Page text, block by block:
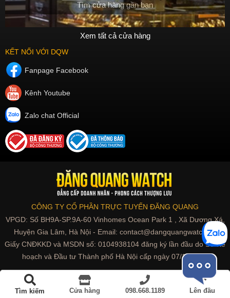
Đồng hồ nữ | Cao cấp, Thời trang
Tìm kiếm Cửa hàng 098.668.1189 Lên đầu
Tìm cửa hàng gần bạn
Xem tất cả cửa hàng
KẾT NỐI VỚI DQW
Fanpage Facebook
Kênh Youtube
Zalo chat Official
CÔNG TY CỔ PHẦN TRỰC TUYẾN ĐĂNG QUANG
VPGD: Số BH9A-SP.9A-60 Vinhomes Ocean Park 1 , Xã Dương Xá,
Huyện Gia Lâm, Hà Nội - Email: contact@dangquangwatch.vn
Giấy CNĐKKD và MSDN số: 0104938104 đăng ký lần đầu do Sở Kế
hoạch và Đầu tư Thành phố Hà Nội cấp ngày 07/10/2010